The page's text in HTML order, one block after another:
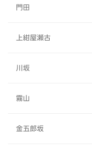
門田
上紺屋瀬古
川坂
霧山
金五郎坂